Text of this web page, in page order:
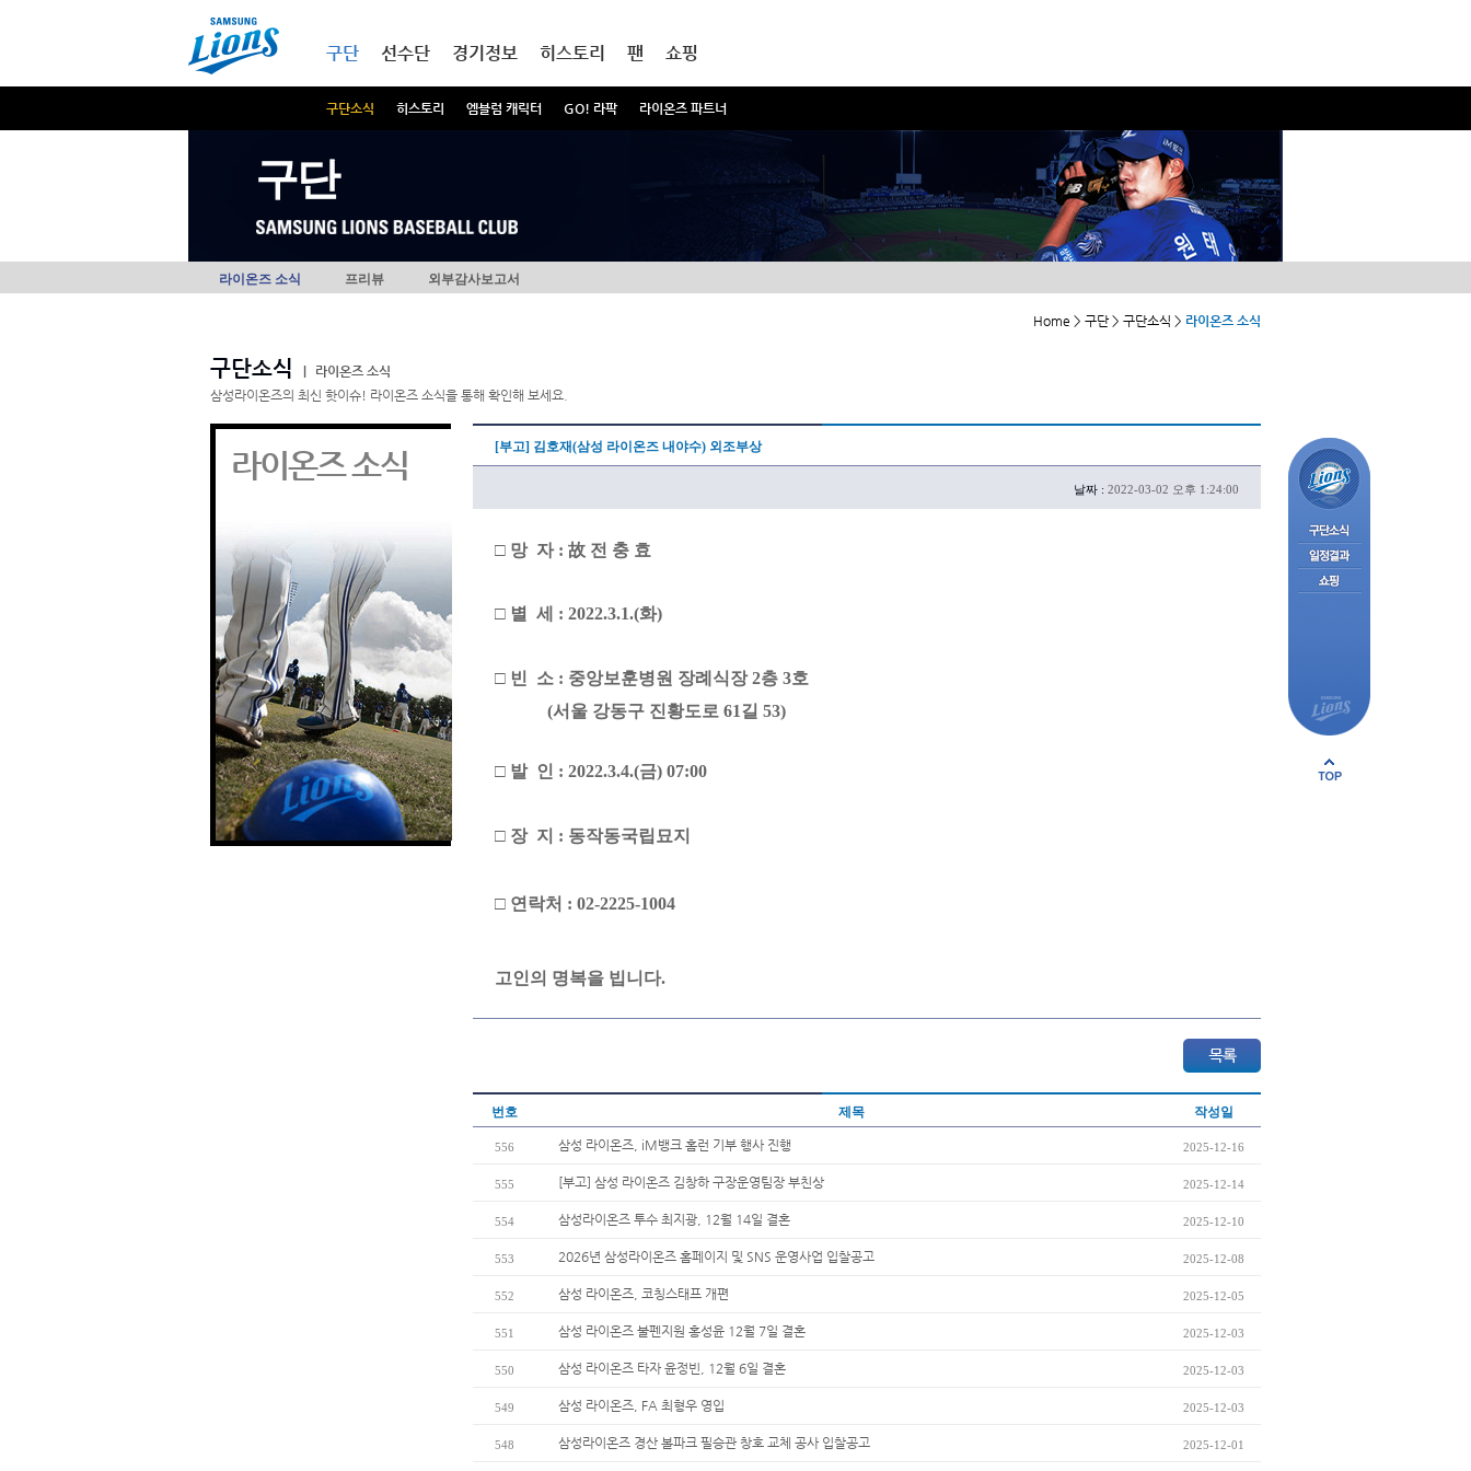
구단
구단소식 히스토리 엠블럼 캐릭터 GO! 라팍 라이온즈 파트너
선수단 경기정보 히스토리 팬 쇼핑
구단
라이온즈 소식 프리뷰 외부감사보고서
Home > 구단 > 구단소식 > 라이온즈 소식
구단소식
라이온즈 소식
삼성라이온즈의 최신 핫이슈! 라이온즈 소식을 통해 확인해 보세요.
라이온즈 소식 [부고] 김호재(삼성 라이온즈 내야수) 외조부상
날짜 : 2022-03-02 오후 1:24:00
□ 망 자 : 故 전 충 효
□ 별 세 : 2022.3.1.(화)
□ 빈 소 : 중앙보훈병원 장례식장 2층 3호
(서울 강동구 진황도로 61길 53)
□ 발 인 : 2022.3.4.(금) 07:00
□ 장 지 : 동작동국립묘지
□ 연락처 : 02-2225-1004
고인의 명복을 빕니다.
번호 제목 작성일
556 삼성 라이온즈, iM뱅크 홈런 기부 행사 진행 2025-12-16
555 [부고] 삼성 라이온즈 김창하 구장운영팀장 부친상 2025-12-14
554 삼성라이온즈 투수 최지광, 12월 14일 결혼 2025-12-10
553 2026년 삼성라이온즈 홈페이지 및 SNS 운영사업 입찰공고 2025-12-08
552 삼성 라이온즈, 코칭스태프 개편 2025-12-05
551 삼성 라이온즈 불펜지원 홍성윤 12월 7일 결혼 2025-12-03
550 삼성 라이온즈 타자 윤정빈, 12월 6일 결혼 2025-12-03
549 삼성 라이온즈, FA 최형우 영입 2025-12-03
548 삼성라이온즈 경산 볼파크 필승관 창호 교체 공사 입찰공고 2025-12-01